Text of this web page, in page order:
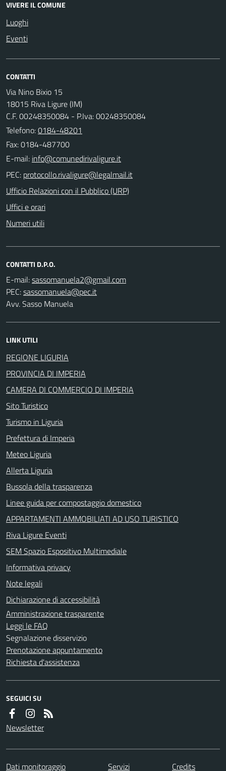
VIVERE IL COMUNE
Luoghi
Eventi
CONTATTI
Via Nino Bixio 15
18015 Riva Ligure (IM)
C.F. 00248350084 - P.Iva: 00248350084
Telefono:0184-48201
Fax: 0184-487700
E-mail:
PEC:
Ufficio Relazioni con il Pubblico (URP)
Uffici e orari
Numeri utili
CONTATTI D.P.O.
E-mail:
PEC:
Avv. Sasso Manuela
LINK UTILI
REGIONE LIGURIA
PROVINCIA DI IMPERIA
CAMERA DI COMMERCIO DI IMPERIA
Sito Turistico
Turismo in Liguria
Prefettura di Imperia
Meteo Liguria
Allerta Liguria
Bussola della trasparenza
Linee guida per compostaggio domestico
APPARTAMENTI AMMOBILIATI AD USO TURISTICO
Riva Ligure Eventi
SEM Spazio Espositivo Multimediale
Informativa privacy
Note legali
Dichiarazione di accessibilità
Amministrazione trasparente
Leggi le FAQ
Segnalazione disservizio
Prenotazione appuntamento
Richiesta d'assistenza
SEGUICI SU
Newsletter
Dati monitoraggio Servizi Credits